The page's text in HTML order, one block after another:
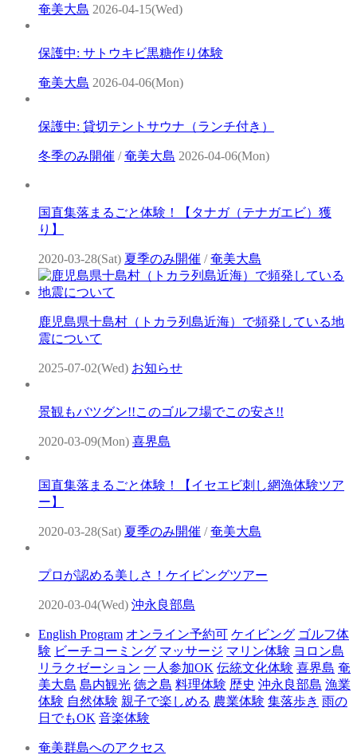
奄美大島 2026-04-15(Wed)
保護中: サトウキビ黒糖作り体験
奄美大島 2026-04-06(Mon)
保護中: 貸切テントサウナ（ランチ付き）
冬季のみ開催 /奄美大島 2026-04-06(Mon)
国直集落まるごと体験！【タナガ（テナガエビ）獲
り】
2020-03-28(Sat) 夏季のみ開催 /奄美大島
鹿児島県十島村（トカラ列島近海）で頻発している地
震について
2025-07-02(Wed) お知らせ
景観もバツグン!!このゴルフ場でこの安さ!!
2020-03-09(Mon) 喜界島
国直集落まるごと体験！【イセエビ刺し網漁体験ツア
ー】
2020-03-28(Sat) 夏季のみ開催 /奄美大島
プロが認める美しさ！ケイビングツアー
2020-03-04(Wed) 沖永良部島
English Program オンライン予約可 ケイビング ゴルフ体
験 ビーチコーミング マッサージ マリン体験 ヨロン島
リラクゼーション 一人参加OK 伝統文化体験 喜界島 奄
美大島 島内観光 徳之島 料理体験 歴史 沖永良部島 漁業
体験 自然体験 親子で楽しめる 農業体験 集落歩き 雨の
日でもOK 音楽体験
奄美群島へのアクセス